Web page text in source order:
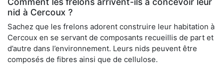
nid à Cercoux ?
Sachez que les frelons adorent construire leur habitation à
Cercoux en se servant de composants recueillis de part et
d’autre dans l’environnement. Leurs nids peuvent être
composés de fibres ainsi que de cellulose.